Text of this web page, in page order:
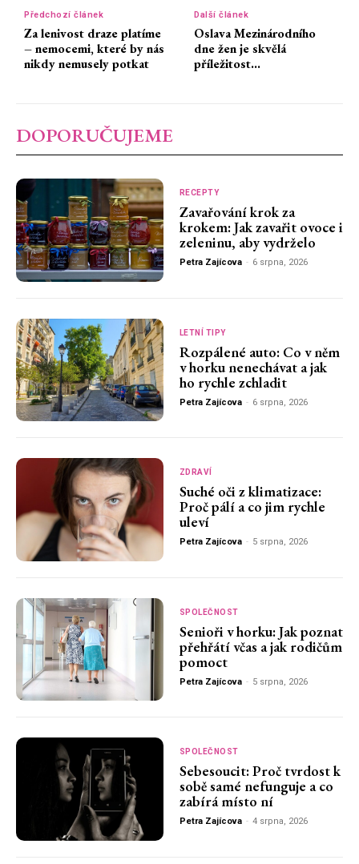
Předchozí článek
Za lenivost draze platíme
– nemocemi, které by nás
nikdy nemusely potkat
Další článek
Oslava Mezinárodního
dne žen je skvělá
příležitost…
DOPORUČUJEME
RECEPTY
Zavařování krok za
krokem: Jak zavařit ovoce i
zeleninu, aby vydrželo
Petra Zajícova - 6 srpna, 2026
LETNÍ TIPY
Rozpálené auto: Co v něm
v horku nenechávat a jak
ho rychle zchladit
Petra Zajícova - 6 srpna, 2026
ZDRAVÍ
Suché oči z klimatizace:
Proč pálí a co jim rychle
uleví
Petra Zajícova - 5 srpna, 2026
SPOLEČNOST
Senioři v horku: Jak poznat
přehřátí včas a jak rodičům
pomoct
Petra Zajícova - 5 srpna, 2026
SPOLEČNOST
Sebesoucit: Proč tvrdost k
sobě samé nefunguje a co
zabírá místo ní
Petra Zajícova - 4 srpna, 2026